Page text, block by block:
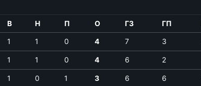
В Н П О ГЗ ГП
1 1 0 4 7 3
1 1 0 4 6 2
1 0 1 3 6 6